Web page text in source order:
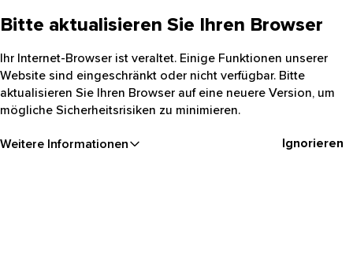
Bitte aktualisieren Sie Ihren Browser
Ihr Internet-Browser ist veraltet. Einige Funktionen unserer
Website sind eingeschränkt oder nicht verfügbar. Bitte
aktualisieren Sie Ihren Browser auf eine neuere Version, um
mögliche Sicherheitsrisiken zu minimieren.
Weitere Informationen Ignorieren